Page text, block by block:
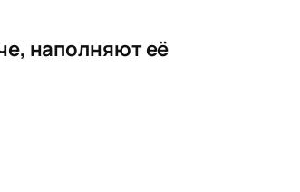
наполняют её